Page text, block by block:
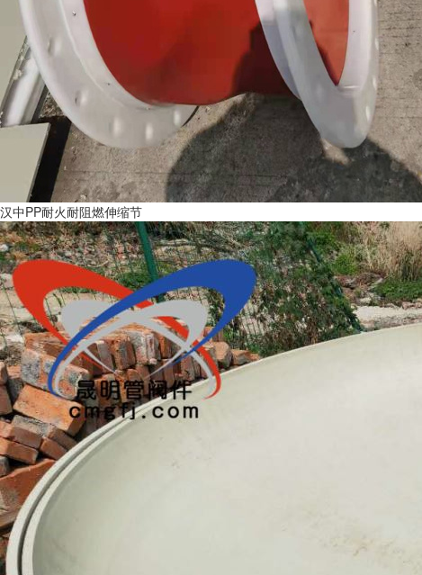
汉中PP耐火耐阻燃伸缩节